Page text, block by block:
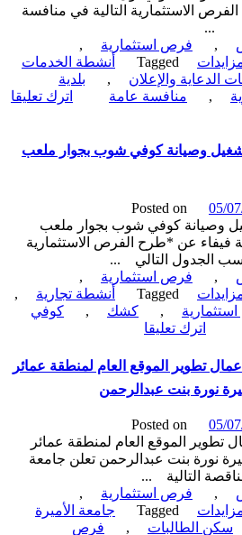
التالية في منافسة
فرص استثمارية
,
Tagged
أنشطة الخدمات
والإعلان ,
بلدية
, منافسة عامة اترك تعليقا
وصيانة كوفي شوب بجوار ملعب
Posted on
كوفي شوب بجوار ملعب
عن *طرح الفرص الاستثمارية
التالي ...
فرص استثمارية
,
Tagged أنشطة تجارية
,
, كشك ,
كوفي
اترك تعليقاon
عامة-
إنشاء
وتشغيل
كوفي
شوب
بجوار
ملعب
الحقو-
بلدية
الموقع العام لمنطقة عمائر
بنت عبدالرحمن
Posted on
الموقع العام لمنطقة عمائر
بنت عبدالرحمن تعلن جامعة
التالية ...
فرص استثمارية
,
Tagged
جامعة الأميرة
الطالبات ,
فرص